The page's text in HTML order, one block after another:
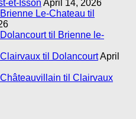
et-Isson April 14, 2026
Le-Chateau til
til Brienne le-
til DolancourtApril
til Clairvaux